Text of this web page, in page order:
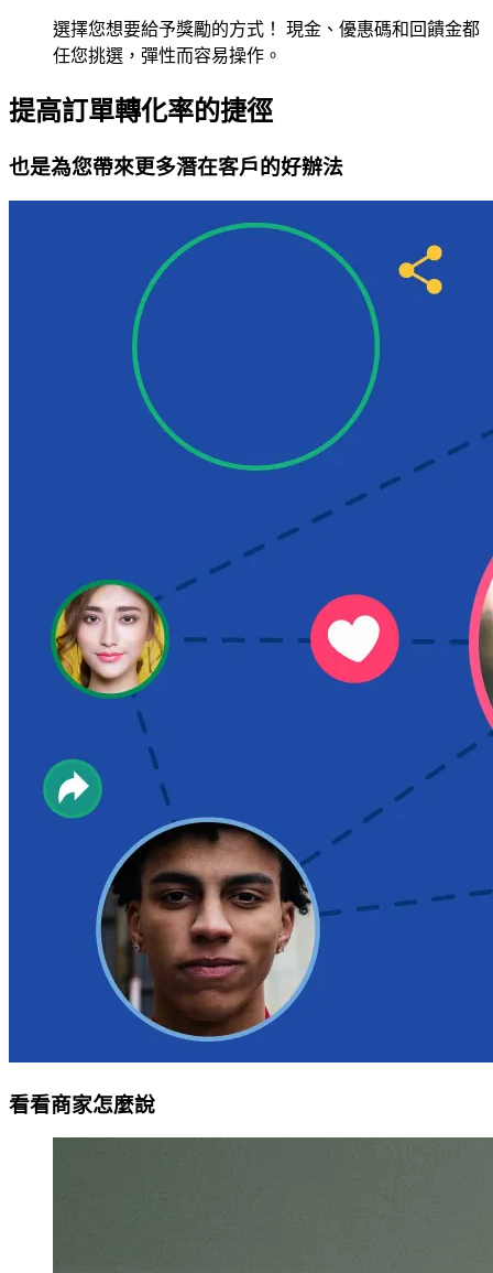
選擇您想要給予獎勵的方式！ 現金、優惠碼和回饋金都
任您挑選，彈性而容易操作。
提高訂單轉化率的捷徑
也是為您帶來更多潛在客戶的好辦法
看看商家怎麼說